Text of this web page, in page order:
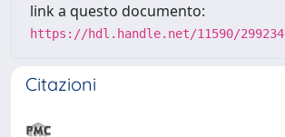
link a questo documento:
https://hdl.handle.net/11590/299234
Citazioni